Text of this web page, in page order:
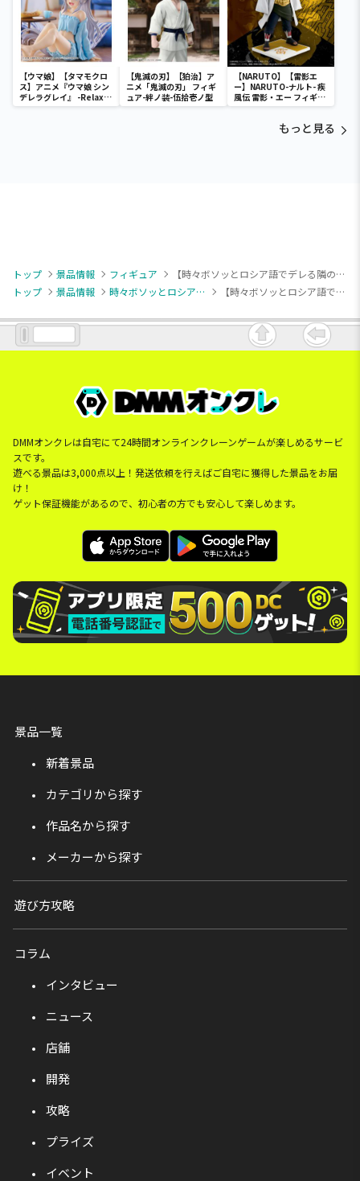
【ウマ娘】【タマモクロ
ス】アニメ『ウマ娘 シン
デレラグレイ』 -Relax
time-タマモクロス
【鬼滅の刃】【狛治】ア
ニメ「鬼滅の刃」 フィギ
ュア-絆ノ装-伍拾壱ノ型
【NARUTO】【雷影エ
ー】NARUTO-ナルト- 疾
風伝 雷影・エー フィギュ
ア～五影集結…!!～
もっと見る
トップ 景品情報 フィギュア
【時々ボソッとロシア語でデレる隣のアーリャさん】【アーリャ】時々ボソッとロシア語でデレる隣のアーリャさん Coreful フィギュア アーリャ～制服ver.～
トップ
景品情報 時々ボソッとロシア語でデレる隣のアーリャさん 【時々ボソッとロシア語でデレる隣のアーリャさん】【アーリャ】時々ボソッとロシア語でデレる隣のアーリャさん Coreful フィギュア アーリャ～制服ver.～
DMMオンクレは自宅にて24時間オンラインクレーンゲームが楽しめるサービ
スです。
遊べる景品は3,000点以上！発送依頼を行えばご自宅に獲得した景品をお届
け！
ゲット保証機能があるので、初心者の方でも安心して楽しめます。
景品一覧
新着景品
カテゴリから探す
作品名から探す
メーカーから探す
遊び方攻略
コラム
インタビュー
ニュース
店舗
開発
攻略
プライズ
イベント